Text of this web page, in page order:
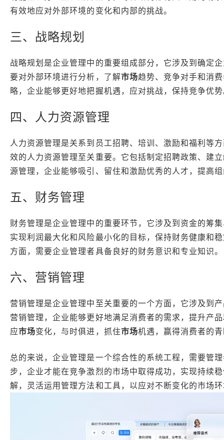
有效地应对外部环境的变化和内部的挑战。
三、战略规划
战略规划是企业管理中的重要组成部分，它涉及到确定
要对外部环境进行分析，了解市场趋势、竞争对手和消
略，企业能够更好地把握机遇，应对挑战，保持竞争优
四、人力资源管理
人力资源管理是关系到员工招聘、培训、激励和福利等
效的人力资源管理至关重要。它包括制定招聘政策、建立
源管理，企业能够吸引、留住和激励优秀的人才，提高
五、财务管理
财务管理是企业管理中的重要环节，它涉及到资金的筹
实现利润最大化和风险最小化的目标，保持财务健康和
方面，需要企业管理者具备良好的财务意识和专业知识。
六、营销管理
营销管理是企业管理中至关重要的一个方面，它涉及到
营销管理，企业能够更好地满足消费者的需求，提升产
应市场变化，与时俱进，抓住市场机遇，赢得消费者的
总的来说，企业管理是一个综合性的系统工程，需要管
步，企业才能在竞争激烈的市场中取得成功，实现持续
解，灵活运用管理方法和工具，以应对不断变化的市场